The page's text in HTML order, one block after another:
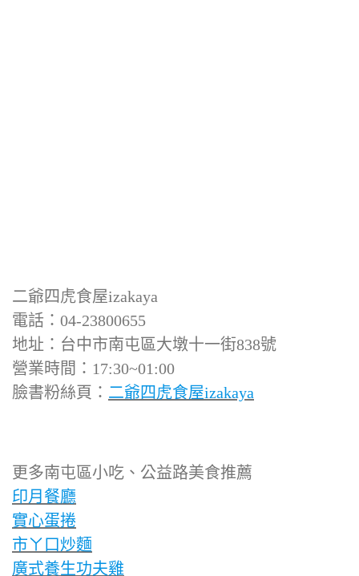
二爺四虎食屋izakaya
電話：04-23800655
地址：台中市南屯區大墩十一街838號
營業時間：17:30~01:00
臉書粉絲頁： 二爺四虎食屋izakaya
更多南屯區小吃、公益路美食推薦
印月餐廳
實心蛋捲
市ㄚ口炒麵
廣式養生功夫雞